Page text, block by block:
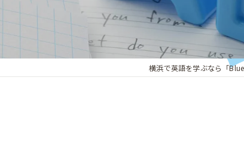
横浜で英語を学ぶなら「